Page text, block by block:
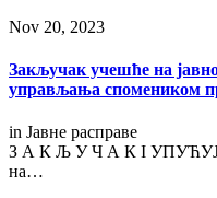
Nov 20, 2023
Закључак учешће на
управљања спомеником
in Јавне расправе
З А К Љ У Ч А К I
на…